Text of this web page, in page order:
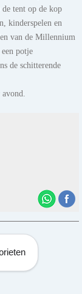
tent op de kop
kinderspelen en
van de Millennium
potje
de schitterende